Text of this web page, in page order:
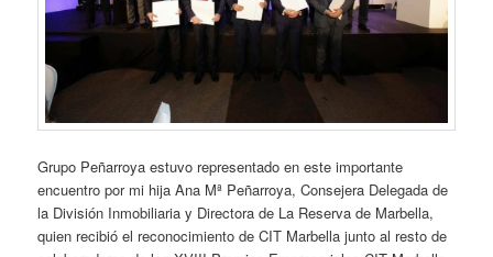
Grupo Peñarroya estuvo representado en este importante
encuentro por mi hija Ana Mª Peñarroya, Consejera Delegada de
la División Inmobiliaria y Directora de La Reserva de Marbella,
quien recibió el reconocimiento de CIT Marbella junto al resto de